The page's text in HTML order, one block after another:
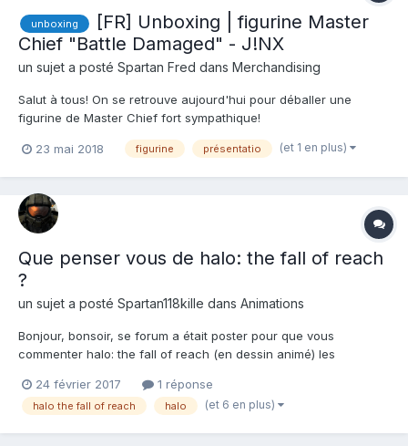
unboxing
[FR] Unboxing | figurine Master
Chief "Battle Damaged" - J!NX
un sujet a posté Spartan Fred dans Merchandising
Salut à tous! On se retrouve aujourd'hui pour déballer une
figurine de Master Chief fort sympathique!
23 mai 2018 figurine présentatio (et 1 en plus)
Que penser vous de halo: the fall of reach
?
un sujet a posté Spartan118kille dans Animations
Bonjour, bonsoir, se forum a était poster pour que vous
commenter halo: the fall of reach (en dessin animé) les
armures pour ce qui veule voire halo the fall of reach (dessin
animé) en VF (version française) c'est sur netflix donc je vous l...
24 février 2017 1 réponse
halo the fall of reach halo (et 6 en plus)